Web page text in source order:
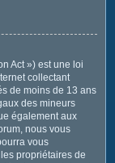
Act ») est une loi
collectant
de moins de 13 ans
des mineurs
également aux
nous vous
vous
propriétaires de